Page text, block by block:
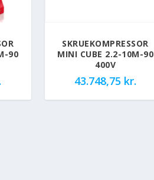
90
SKRUEKOMPRESSOR
MINI CUBE 2.2-10M-90
400V
43.748,75 kr.